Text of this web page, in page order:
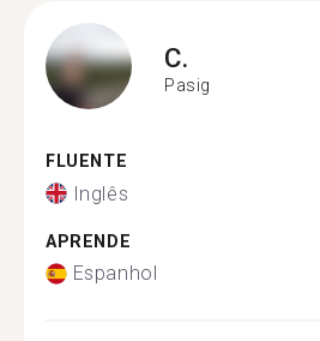
C.
Pasig
FLUENTE
Inglês
APRENDE
Espanhol